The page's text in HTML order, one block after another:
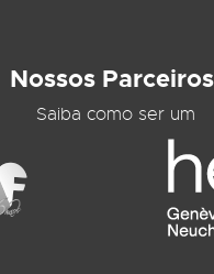
Nossos
Saiba como ser um